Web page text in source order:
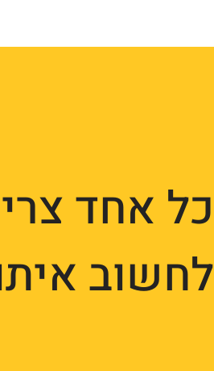
כל אחד
לחשוב